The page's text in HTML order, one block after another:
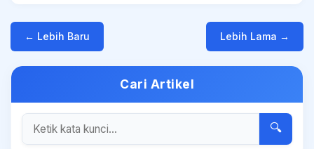
← Lebih Baru Lebih Lama →
Cari Artikel
🔍